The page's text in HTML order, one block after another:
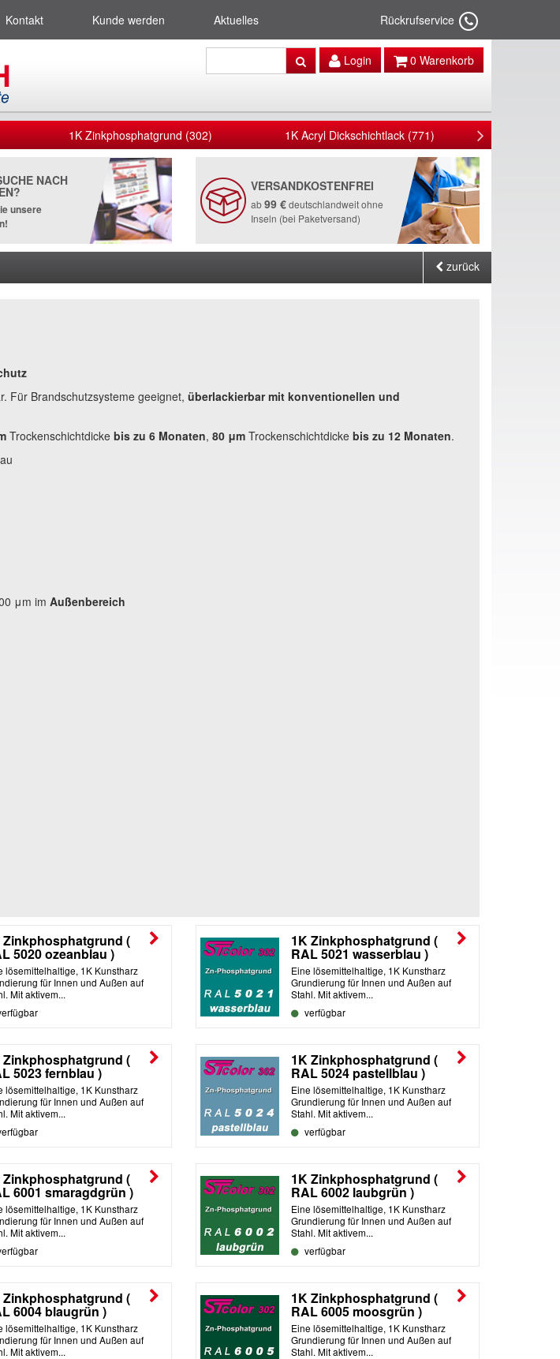
Kontakt Kunde werden Aktuelles
Login 0Warenkorb
1K Zinkphosphatgrund (302) 1K Acryl Dickschichtlack (771)
NACH
unsere
VERSANDKOSTENFREI
ab99 €deutschlandweit ohne
Inseln (bei Paketversand)
zurück
Für Brandschutzsysteme geeignet, überlackierbar mit konventionellen und
Trockenschichtdicke bis zu 6 Monaten, 80 μm Trockenschichtdicke bis zu 12 Monaten.
μm im Außenbereich
Zinkphosphatgrund (
5020 ozeanblau )
lösemittelhaltige, 1K Kunstharz
für Innen und Außen auf
Mit aktivem...
1K Zinkphosphatgrund (
RAL 5021 wasserblau )
Eine lösemittelhaltige, 1K Kunstharz
Grundierung für Innen und Außen auf
Stahl. Mit aktivem...
verfügbar
Zinkphosphatgrund (
5023 fernblau )
lösemittelhaltige, 1K Kunstharz
für Innen und Außen auf
Mit aktivem...
1K Zinkphosphatgrund (
RAL 5024 pastellblau )
Eine lösemittelhaltige, 1K Kunstharz
Grundierung für Innen und Außen auf
Stahl. Mit aktivem...
verfügbar
Zinkphosphatgrund (
6001 smaragdgrün )
lösemittelhaltige, 1K Kunstharz
für Innen und Außen auf
Mit aktivem...
1K Zinkphosphatgrund (
RAL 6002 laubgrün )
Eine lösemittelhaltige, 1K Kunstharz
Grundierung für Innen und Außen auf
Stahl. Mit aktivem...
verfügbar
Zinkphosphatgrund (
6004 blaugrün )
lösemittelhaltige, 1K Kunstharz
für Innen und Außen auf
Mit aktivem...
1K Zinkphosphatgrund (
RAL 6005 moosgrün )
Eine lösemittelhaltige, 1K Kunstharz
Grundierung für Innen und Außen auf
Stahl. Mit aktivem...
Rückrufservice